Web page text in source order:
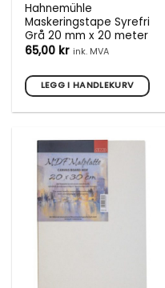
Hahnemühle
Maskeringstape Syrefri
Grå 20 mm x 20 meter
65,00 kr ink. MVA
LEGG I HANDLEKURV